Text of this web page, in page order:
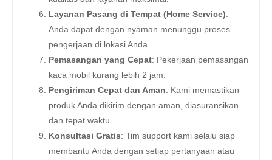
Layanan Pasang di Tempat (Home Service):
Anda dapat dengan nyaman menunggu proses
pengerjaan di lokasi Anda.
Pemasangan yang Cepat: Pekerjaan pemasangan
kaca mobil kurang lebih 2 jam.
Pengiriman Cepat dan Aman: Kami memastikan
produk Anda dikirim dengan aman, diasuransikan
dan tepat waktu.
Konsultasi Gratis: Tim support kami selalu siap
membantu Anda dengan setiap pertanyaan atau